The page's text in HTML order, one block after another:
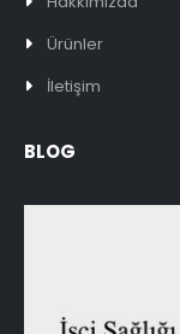
Ürünler
İletişim
BLOG